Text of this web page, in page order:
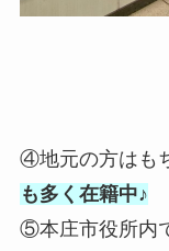
④地元の方はも
も多く在籍中♪
⑤本庄市役所内